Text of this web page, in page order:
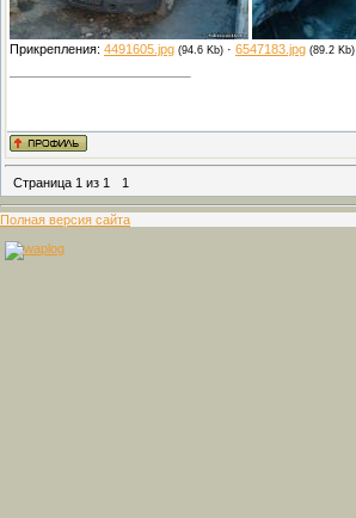
Прикрепления: 4491605.jpg (94.6 Kb) · 6547183.jpg (89.2 Kb)
Страница 1 из 1 1
Полная версия сайта